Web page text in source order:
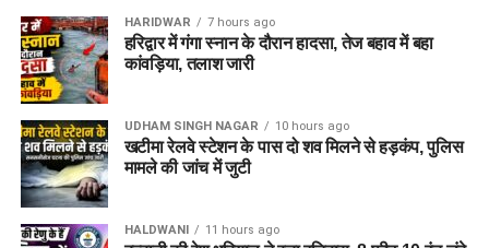
राज्य आपदा प्रबंधन तंत्र और जिला प्रशासन को संवेदनशील इलाकों में
सतर्क रहने के निर्देश दिए गए हैं। साथ ही भूस्खलन संभावित क्षेत्रों पर
लगातार निगरानी रखी जा रही है, ताकि किसी भी आपात स्थिति से समय
रहते निपटा जा सके।
HARIDWAR 7 hours ago
हरिद्वार में गंगा स्नान के दौरान हादसा, तेज बहाव में बहा
कांवड़िया, तलाश जारी
UDHAM SINGH NAGAR 10 hours ago
खटीमा रेलवे स्टेशन के पास दो शव मिलने से हड़कंप, पुलिस
मामले की जांच में जुटी
HALDWANI 11 hours ago